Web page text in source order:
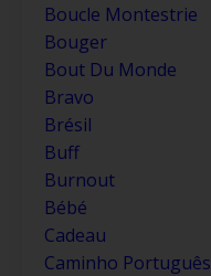
Boucle Montestrie
Bouger
Bout Du Monde
Bravo
Brésil
Buff
Burnout
Bébé
Cadeau
Caminho Português